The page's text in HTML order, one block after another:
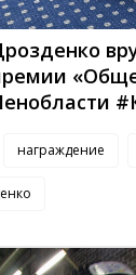
награждение